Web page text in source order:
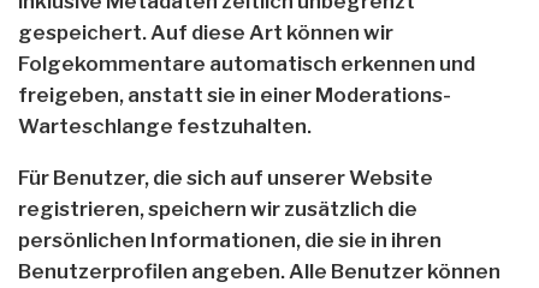
gespeichert. Auf diese Art können wir
Folgekommentare automatisch erkennen und
freigeben, anstatt sie in einer Moderations-
Warteschlange festzuhalten.
Für Benutzer, die sich auf unserer Website
registrieren, speichern wir zusätzlich die
persönlichen Informationen, die sie in ihren
Benutzerprofilen angeben. Alle Benutzer können